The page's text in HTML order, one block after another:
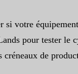
si votre
pour tester le
de